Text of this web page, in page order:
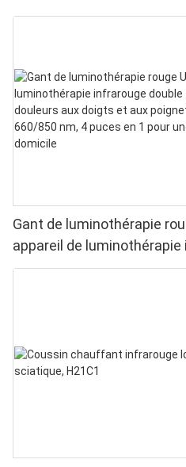
Gant de luminothérapie
appareil de
pour soulager les